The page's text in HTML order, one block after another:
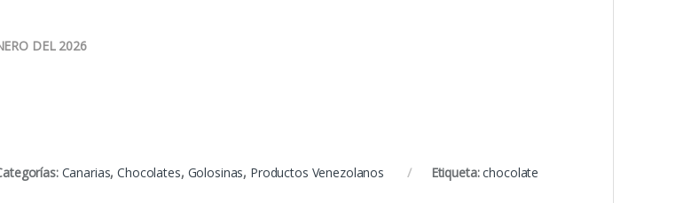
DEL 2026
Canarias,Chocolates, Golosinas, Productos Venezolanos Etiqueta:chocolate